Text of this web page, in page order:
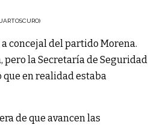
concejal del partido Morena.
la Secretaría de Seguridad
que en realidad estaba
de que avancen las